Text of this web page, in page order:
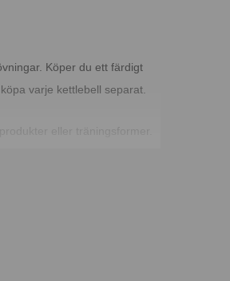
Köper du ett färdigt
varje kettlebell separat.
eller träningsformer.